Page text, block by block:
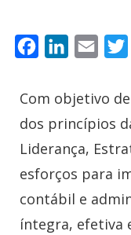
FacebookLinkedInEmail
Com objetivo
dos princípios
Liderança,
esforços para
contábil e
íntegra, efetiva